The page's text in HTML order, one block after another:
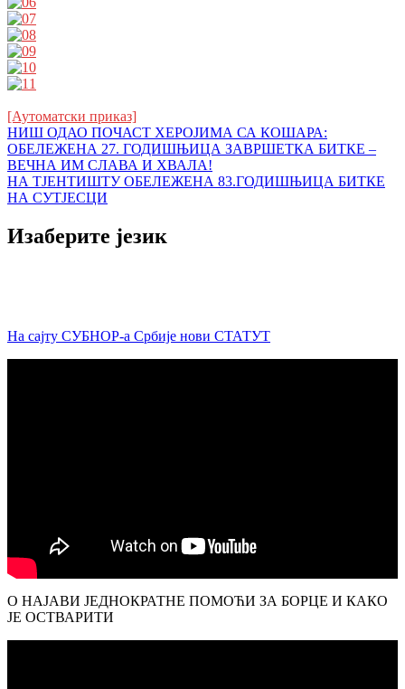
[Аутоматски приказ]
Кретање
чланка
НИШ ОДАО ПОЧАСТ ХЕРОЈИМА СА КОШАРА:
ОБЕЛЕЖЕНА 27. ГОДИШЊИЦА ЗАВРШЕТКА БИТКЕ –
ВЕЧНА ИМ СЛАВА И ХВАЛА!
НА ТЈЕНТИШТУ ОБЕЛЕЖЕНА 83.ГОДИШЊИЦА БИТКЕ
НА СУТЈЕСЦИ
Изаберите језик
На сајту СУБНОР-а Србије нови СТАТУТ
О НАЈАВИ ЈЕДНОКРАТНЕ ПОМОЋИ ЗА БОРЦЕ И КАКО
ЈЕ ОСТВАРИТИ